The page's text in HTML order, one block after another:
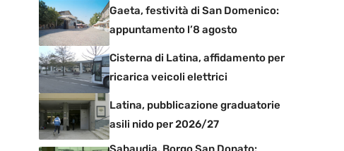
Gaeta, festività di San Domenico:
appuntamento l’8 agosto
Cisterna di Latina, affidamento per
ricarica veicoli elettrici
Latina, pubblicazione graduatorie
asili nido per 2026/27